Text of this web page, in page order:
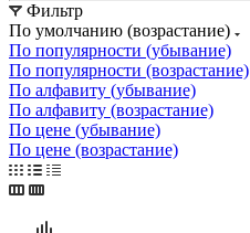
Фильтр
По умолчанию (возрастание)
По популярности (убывание)
По популярности (возрастание)
По алфавиту (убывание)
По алфавиту (возрастание)
По цене (убывание)
По цене (возрастание)